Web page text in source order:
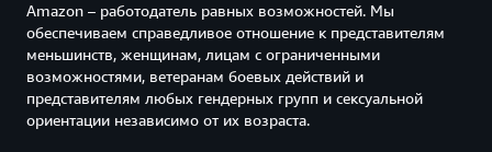
Amazon – работодатель равных возможностей. Мы
обеспечиваем справедливое отношение к представителям
меньшинств, женщинам, лицам с ограниченными
возможностями, ветеранам боевых действий и
представителям любых гендерных групп и сексуальной
ориентации независимо от их возраста.